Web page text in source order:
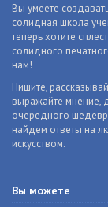
Вы умеете
солидная школа
теперь хотите
солидного
нам!
Пишите,
выражайте мнение,
очередного
найдем ответы на
искусством.
Вы можете